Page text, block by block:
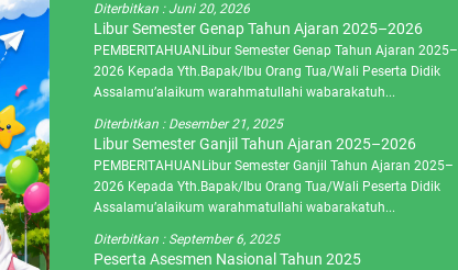
Diterbitkan :Juni 20, 2026
Libur Semester Genap Tahun Ajaran 2025–2026
PEMBERITAHUANLibur Semester Genap Tahun Ajaran 2025–
2026 Kepada Yth.Bapak/Ibu Orang Tua/Wali Peserta Didik
Assalamu’alaikum warahmatullahi wabarakatuh...
Diterbitkan : Desember 21, 2025
Libur Semester Ganjil Tahun Ajaran 2025–2026
PEMBERITAHUANLibur Semester Ganjil Tahun Ajaran 2025–
2026 Kepada Yth.Bapak/Ibu Orang Tua/Wali Peserta Didik
Assalamu’alaikum warahmatullahi wabarakatuh...
Diterbitkan : September 6, 2025
Peserta Asesmen Nasional Tahun 2025